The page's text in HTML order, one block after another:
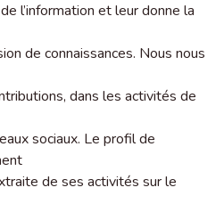
l’information et leur donne la
de connaissances. Nous nous
dans les activités de
sociaux. Le profil de
de ses activités sur le